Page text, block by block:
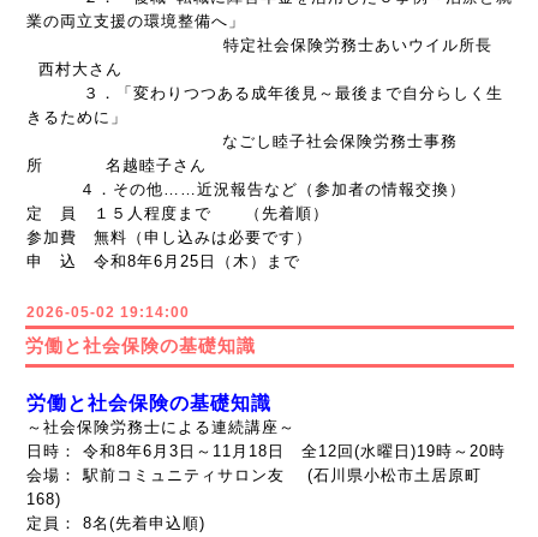
業の両立支援の環境整備へ」
特定社会保険労務士あいウイル所長
西村大さん
３．「変わりつつある成年後見～最後まで自分らしく生
きるために」
なごし睦子社会保険労務士事務
所 名越睦子さん
４．その他……近況報告など（参加者の情報交換）
定 員 １５人程度まで （先着順）
参加費 無料（申し込みは必要です）
申 込 令和8年6月25日（木）まで
2026-05-02 19:14:00
労働と社会保険の基礎知識
労働と社会保険の基礎知識
～社会保険労務士による連続講座～
日時： 令和8年6月3日～11月18日 全12回(水曜日)19時～20時
会場： 駅前コミュニティサロン友 (石川県小松市土居原町
168)
定員： 8名(先着申込順)